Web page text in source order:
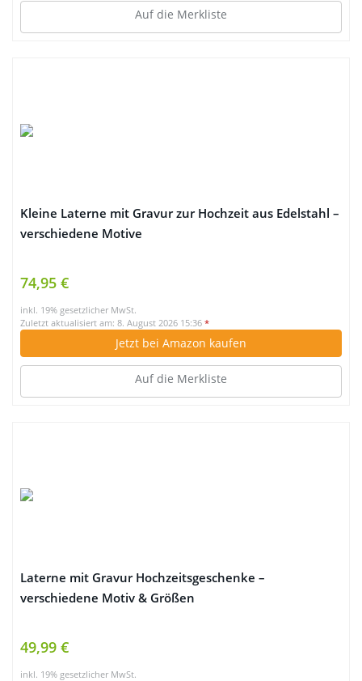
Auf die Merkliste
Kleine Laterne mit Gravur zur Hochzeit aus Edelstahl –
verschiedene Motive
74,95 €
inkl. 19% gesetzlicher MwSt.
Zuletzt aktualisiert am: 8. August 2026 15:36 *
Jetzt bei Amazon kaufen
Auf die Merkliste
Laterne mit Gravur Hochzeitsgeschenke –
verschiedene Motiv & Größen
49,99 €
inkl. 19% gesetzlicher MwSt.